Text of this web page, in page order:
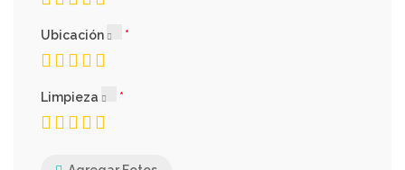
Ubicación
Limpieza